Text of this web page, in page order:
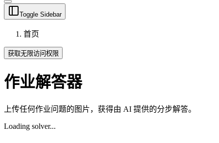
Toggle Sidebar
首页
获取无限访问权限
作业解答器
上传任何作业问题的图片，获得由 AI 提供的分步解答。
Loading solver...